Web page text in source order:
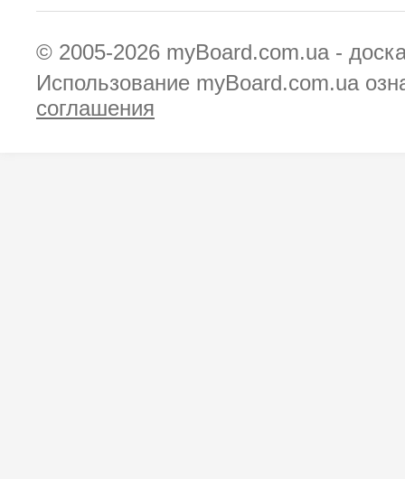
© 2005-2026 myBoard.com.ua -
Использование myBoard.com.ua
соглашения